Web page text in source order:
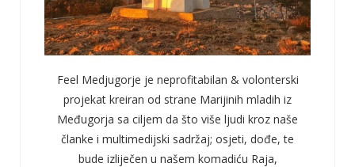
Feel Medjugorje je neprofitabilan & volonterski
projekat kreiran od strane Marijinih mladih iz
Međugorja sa ciljem da što više ljudi kroz naše
članke i multimedijski sadržaj; osjeti, dođe, te
bude izliječen u našem komadiću Raja,